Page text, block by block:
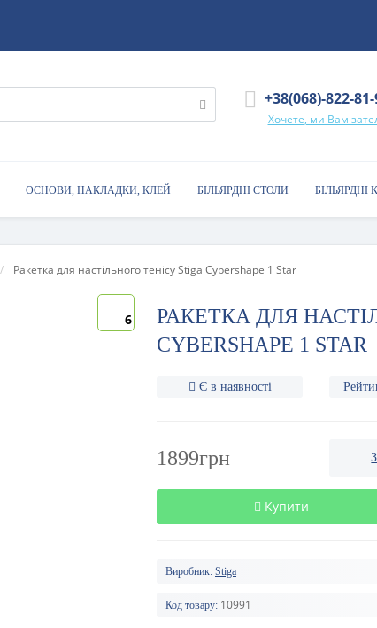
+38(068)-822-
Хочете, ми Вам
ОСНОВИ, НАКЛАДКИ, КЛЕЙ БІЛЬЯРДНІ СТОЛИ БІЛЬЯРДНІ
Ракетка для настільного тенісу Stiga Cybershape 1 Star
6
РАКЕТКА ДЛЯ
CYBERSHAPE 1 STAR
Є в наявності
1899грн
Купити
Виробник: Stiga
Код товару: 10991